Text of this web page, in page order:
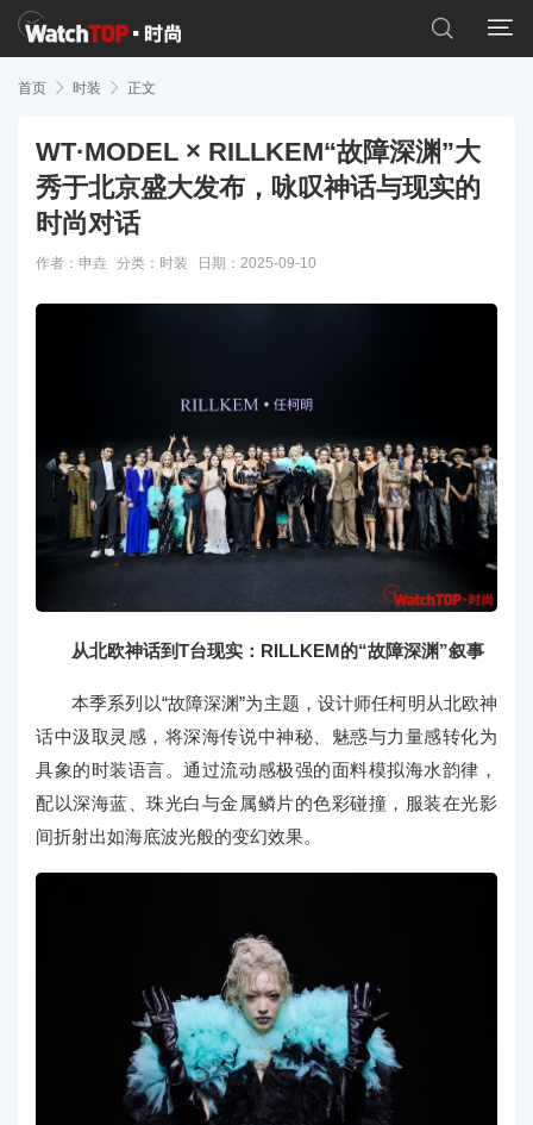


首页  时装  正文
WT·MODEL × RILLKEM“故障深渊”大
秀于北京盛大发布，咏叹神话与现实的
时尚对话
作者：申垚 分类： 时装 日期：2025-09-10
从北欧神话到T台现实：RILLKEM的“故障深渊”叙事
本季系列以“故障深渊”为主题，设计师任柯明从北欧神
话中汲取灵感，将深海传说中神秘、魅惑与力量感转化为
具象的时装语言。通过流动感极强的面料模拟海水韵律，
配以深海蓝、珠光白与金属鳞片的色彩碰撞，服装在光影
间折射出如海底波光般的变幻效果。